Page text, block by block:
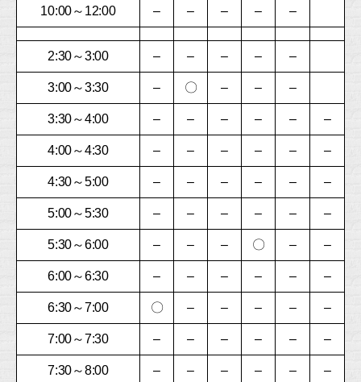
10:00～12:00 – – – – –
2:30～3:00 – – – – –
3:00～3:30 – 〇 – – –
3:30～4:00 – – – – – –
4:00～4:30 – – – – – –
4:30～5:00 – – – – – –
5:00～5:30 – – – – – –
5:30～6:00 – – – 〇 – –
6:00～6:30 – – – – – –
6:30～7:00 〇 – – – – –
7:00～7:30 – – – – – –
7:30～8:00 – – – – – –